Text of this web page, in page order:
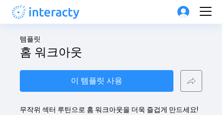
템플릿
홈 워크아웃
이 템플릿 사용
무작위 섹터 루틴으로 홈 워크아웃을 더욱 즐겁게 만드세요!